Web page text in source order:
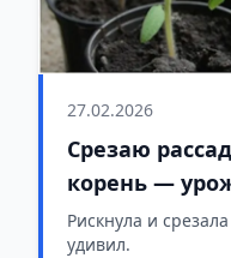
27.02.2026
Срезаю
корень —
недели
Рискнула и
удивил.